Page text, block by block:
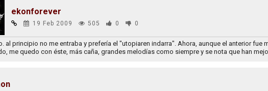
ekonforever
19 Feb 2009 505 0 0
al principio no me entraba y prefería el "utopiaren indarra". Ahora, aunque el anterior fue
me quedo con éste, más caña, grandes melodías como siempre y se nota que han